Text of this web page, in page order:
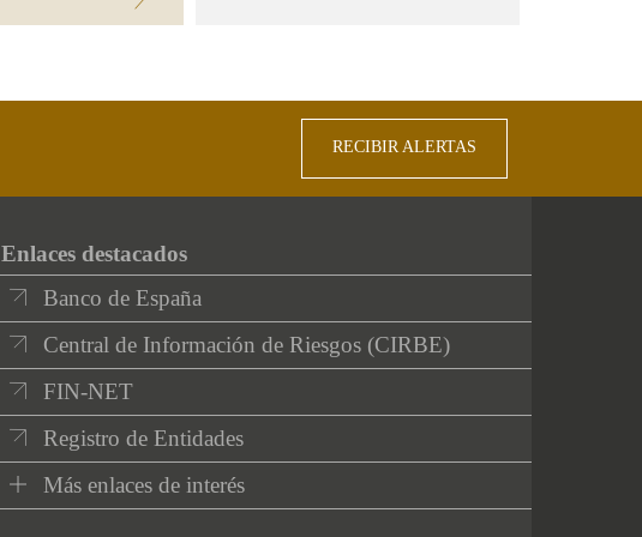
RECIBIR ALERTAS
Enlaces destacados
Banco de España
Central de Información de Riesgos (CIRBE)
FIN-NET
Registro de Entidades
Más enlaces de interés